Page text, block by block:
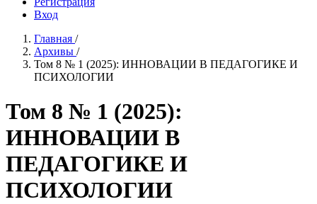
Вход
Главная /
Архивы /
Том 8 № 1 (2025): ИННОВАЦИИ В ПЕДАГОГИКЕ И
ПСИХОЛОГИИ
Том 8 № 1 (2025):
ИННОВАЦИИ В
ПЕДАГОГИКЕ И
ПСИХОЛОГИИ